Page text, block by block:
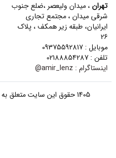
تهران ، میدان ولیعصر ،ضلع جنوب
شرقی میدان ، مجتمع تجاری
ایرانیان، طبقه زیر همکف ، پلاک
26
موبایل : 09375592817
تلفن : 02188854287
اینستاگرام : amir_lenz@
1405 حقوق این سایت متعلق به امیر لنز می باشد. 1392-1405